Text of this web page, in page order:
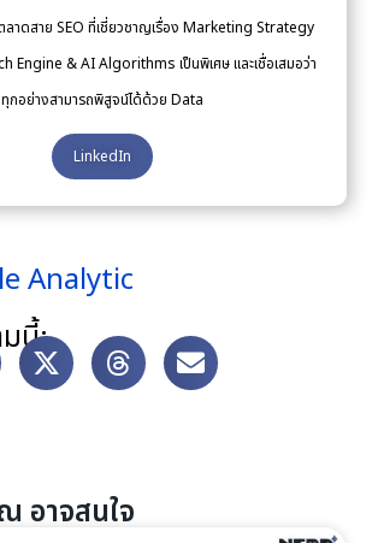
ลาดสาย SEO ที่เชี่ยวชาญเรื่อง Marketing Strategy
Engine & AI Algorithms เป็นพิเศษ และเชื่อเสมอว่า
ทุกอย่างสามารถพิสูจน์ได้ด้วย Data
LinkedIn
Analytic
นี้:
อาจสนใจ